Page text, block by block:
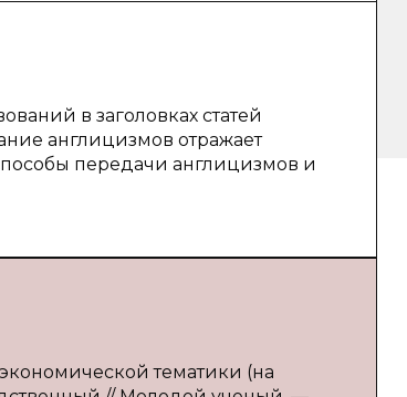
в заголовках статей
англицизмов отражает
передачи англицизмов и
тематики (на